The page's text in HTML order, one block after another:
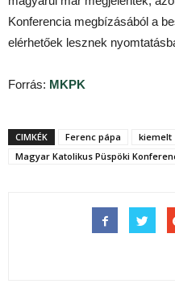
Konferencia megbízásából a
elérhetőek lesznek
Forrás: MKPK
CIMKÉK Ferenc pápa
kiemelt
Magyar Katolikus Püspöki